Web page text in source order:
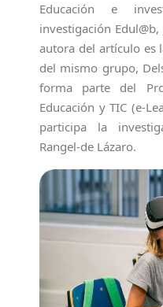
Educación e
investigación
autora del artículo es
del mismo grupo,
forma parte del
Educación y TIC (e-
participa la
Rangel-de Lázaro.